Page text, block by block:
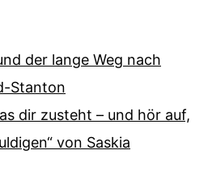
der lange Weg nach
Stanton
dir zusteht – und hör auf,
von Saskia